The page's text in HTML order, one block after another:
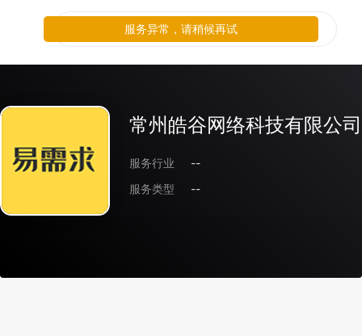
常州皓谷网络科技有限公司
服务行业
--
服务类型
--
服务异常，请稍候再试